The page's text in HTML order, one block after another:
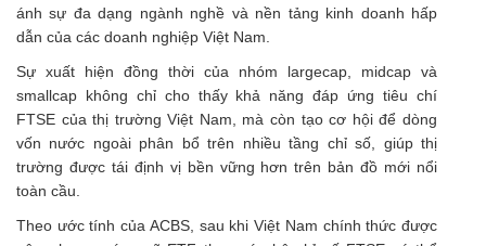
ánh sự đa dạng ngành nghề và nền tảng kinh doanh hấp
dẫn của các doanh nghiệp Việt Nam.
Sự xuất hiện đồng thời của nhóm largecap, midcap và
smallcap không chỉ cho thấy khả năng đáp ứng tiêu chí
FTSE của thị trường Việt Nam, mà còn tạo cơ hội để dòng
vốn nước ngoài phân bổ trên nhiều tầng chỉ số, giúp thị
trường được tái định vị bền vững hơn trên bản đồ mới nổi
toàn cầu.
Theo ước tính của ACBS, sau khi Việt Nam chính thức được